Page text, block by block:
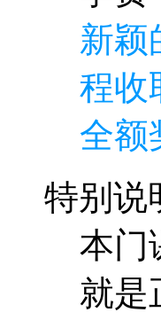
新颖
程收
全额
特别说
本门
就是